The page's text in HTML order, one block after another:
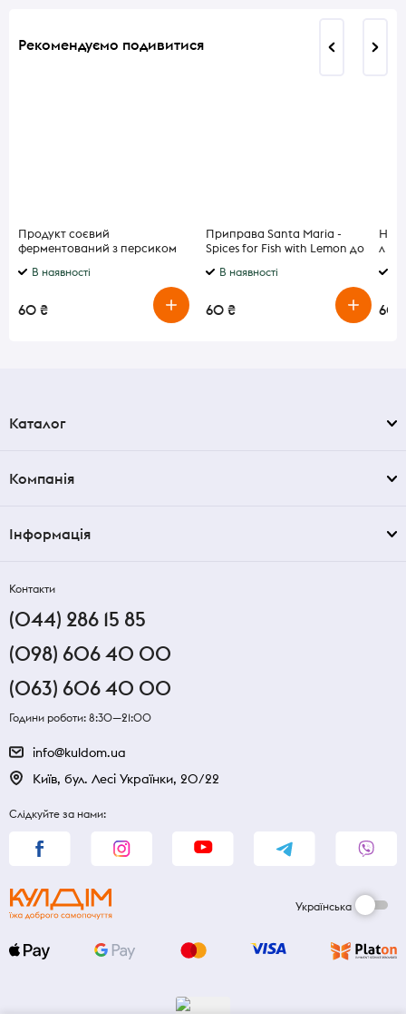
Рекомендуємо подивитися
Продукт соєвий
ферментований з персиком
В наявності
60 ₴
Приправа Santa Maria -
Spices for Fish with Lemon до
В наявності
60 ₴
л
60
Каталог
Компанія
Інформація
Контакти
(044) 286 15 85
(098) 606 40 00
(063) 606 40 00
Години роботи: 8:30—21:00
info@kuldom.ua
Київ, бул. Лесі Українки, 20/22
Слідкуйте за нами:
Українська